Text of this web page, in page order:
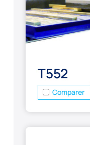
T552
Comparer